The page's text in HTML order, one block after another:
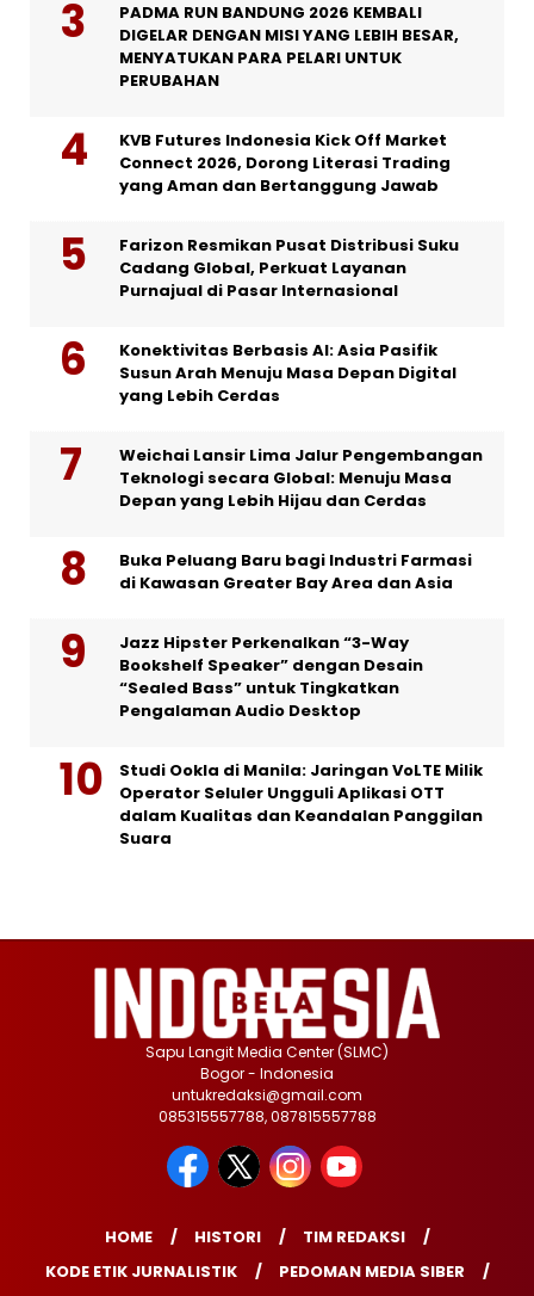
PADMA RUN BANDUNG 2026 KEMBALI
DIGELAR DENGAN MISI YANG LEBIH BESAR,
MENYATUKAN PARA PELARI UNTUK
PERUBAHAN
KVB Futures Indonesia Kick Off Market
Connect 2026, Dorong Literasi Trading
yang Aman dan Bertanggung Jawab
Farizon Resmikan Pusat Distribusi Suku
Cadang Global, Perkuat Layanan
Purnajual di Pasar Internasional
Konektivitas Berbasis AI: Asia Pasifik
Susun Arah Menuju Masa Depan Digital
yang Lebih Cerdas
Weichai Lansir Lima Jalur Pengembangan
Teknologi secara Global: Menuju Masa
Depan yang Lebih Hijau dan Cerdas
Buka Peluang Baru bagi Industri Farmasi
di Kawasan Greater Bay Area dan Asia
Jazz Hipster Perkenalkan “3-Way
Bookshelf Speaker” dengan Desain
“Sealed Bass” untuk Tingkatkan
Pengalaman Audio Desktop
Studi Ookla di Manila: Jaringan VoLTE Milik
Operator Seluler Ungguli Aplikasi OTT
dalam Kualitas dan Keandalan Panggilan
Suara
Sapu Langit Media Center (SLMC)
Bogor - Indonesia
untukredaksi@gmail.com
085315557788, 087815557788
HOME HISTORI
TIM REDAKSI
KODE ETIK JURNALISTIK
PEDOMAN MEDIA SIBER